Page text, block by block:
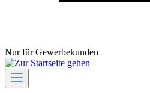
Nur für Gewerbekunden